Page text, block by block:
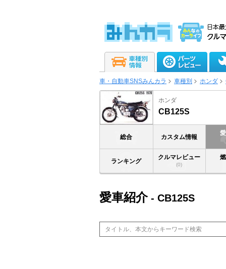
車・自動車SNSみんカラ 車種別 ホンダ
ホンダ
CB125S
総合 カスタム情報
ランキング
クルマレビュー
(0)
愛車紹介- CB125S